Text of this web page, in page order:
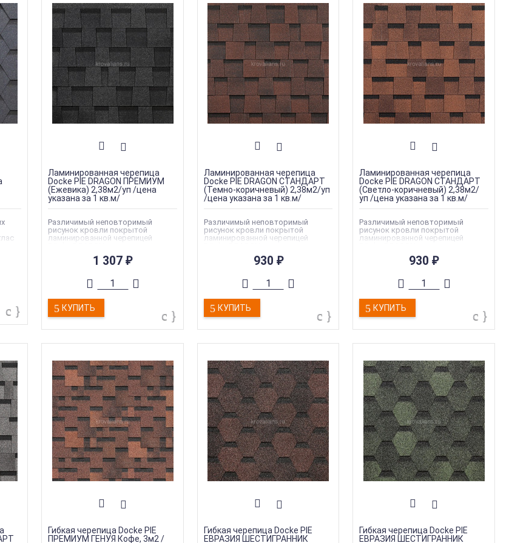
Ламинированная черепица
Docke PIE DRAGON ПРЕМИУМ
(Ежевика) 2,38м2/уп /цена
указана за 1 кв.м/
Различимый неповторимый
рисунок кровли покрытой
ламинированной черепицей
уникальным преимуществом,
благодаря большому гонту.
прослужит десятилетия!
Docke PIE DRAGON
ПРЕМИУМ
Торговая марка
Тип товара:Гибкая черепица
Толщина:2,8 мм
1 307₽
КУПИТЬ
Ламинированная черепица
Docke PIE DRAGON СТАНДАРТ
(Темно-коричневый) 2,38м2/уп
/цена указана за 1 кв.м/
Различимый неповторимый
рисунок кровли покрытой
ламинированной черепицей
уникальным преимуществом,
благодаря большому гонту.
прослужит десятилетия!
Docke PIE DRAGON
СТАНДАРТ
Торговая марка
Тип товара:Гибкая черепица
Толщина:5,4 мм
930 ₽
КУПИТЬ
Ламинированная черепица
Docke PIE DRAGON СТАНДАРТ
(Светло-коричневый) 2,38м2/
уп /цена указана за 1 кв.м/
Различимый неповторимый
рисунок кровли покрытой
ламинированной черепицей
уникальным преимуществом,
благодаря большому гонту.
прослужит десятилетия!
Docke PIE DRAGON
СТАНДАРТ
Торговая марка
Тип товара:Гибкая черепица
Толщина:5,4 мм
930₽
КУПИТЬ
Гибкая черепица Docke PIE
ПРЕМИУМ ГЕНУЯ Кофе, 3м2 /
Гибкая черепица Docke PIE
ЕВРАЗИЯ ШЕСТИГРАННИК
Гибкая черепица Docke PIE
ЕВРАЗИЯ ШЕСТИГРАННИК